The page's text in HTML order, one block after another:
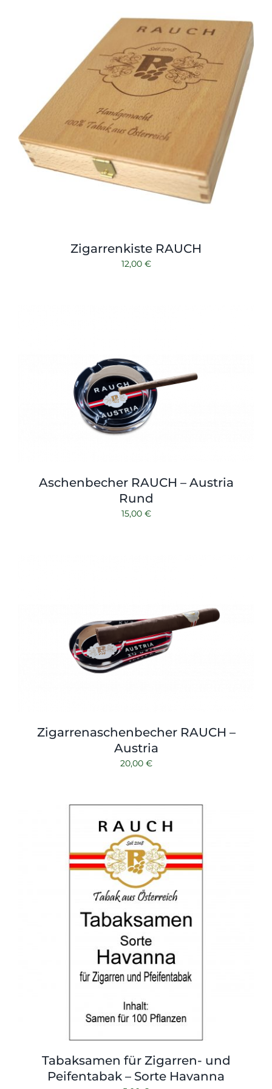
Kontakt
Zigarrenkiste RAUCH
12,00 €
Aschenbecher RAUCH – Austria
Rund
15,00 €
Zigarrenaschenbecher RAUCH –
Austria
20,00 €
Tabaksamen für Zigarren- und
Peifentabak – Sorte Havanna